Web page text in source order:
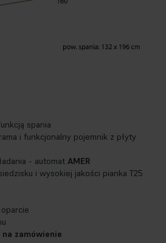
spania
i funkcjonalny pojemnik z płyty
- automat AMER
i wysokiej jakości pianka T25
zamówienie